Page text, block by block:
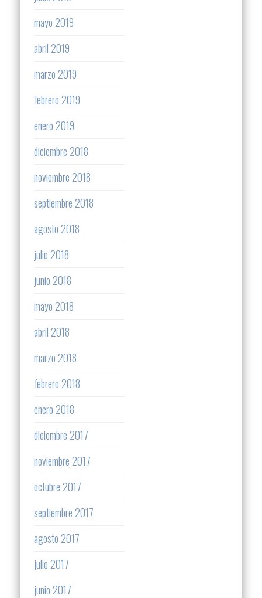
mayo 2019
abril 2019
marzo 2019
febrero 2019
enero 2019
diciembre 2018
noviembre 2018
septiembre 2018
agosto 2018
julio 2018
junio 2018
mayo 2018
abril 2018
marzo 2018
febrero 2018
enero 2018
diciembre 2017
noviembre 2017
octubre 2017
septiembre 2017
agosto 2017
julio 2017
junio 2017